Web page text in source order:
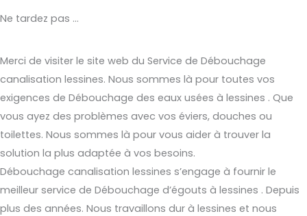
Ne tardez pas …
Merci de visiter le site web du Service de Débouchage
canalisation lessines. Nous sommes là pour toutes vos
exigences de Débouchage des eaux usées à lessines . Que
vous ayez des problèmes avec vos éviers, douches ou
toilettes. Nous sommes là pour vous aider à trouver la
solution la plus adaptée à vos besoins.
Débouchage canalisation lessines s’engage à fournir le
meilleur service de Débouchage d’égouts à lessines . Depuis
plus des années. Nous travaillons dur à lessines et nous